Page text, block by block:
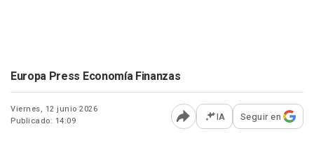
Europa Press Economía Finanzas
Viernes, 12 junio 2026
Publicado: 14:09
Abrir opciones para
IA Seguir en